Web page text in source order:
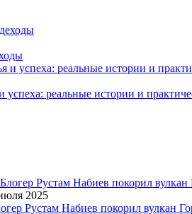
успеха: реальные истории и
2025
Рустам Набиев покорил вулкан